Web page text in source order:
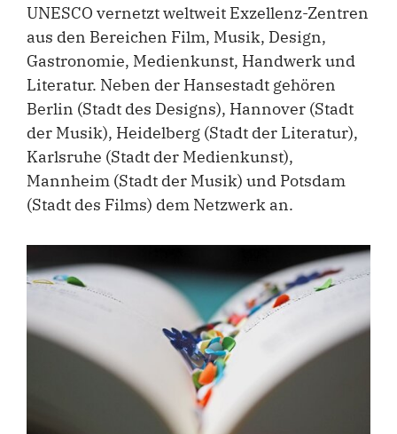
UNESCO vernetzt weltweit Exzellenz-Zentren
aus den Bereichen Film, Musik, Design,
Gastronomie, Medienkunst, Handwerk und
Literatur. Neben der Hansestadt gehören
Berlin (Stadt des Designs), Hannover (Stadt
der Musik), Heidelberg (Stadt der Literatur),
Karlsruhe (Stadt der Medienkunst),
Mannheim (Stadt der Musik) und Potsdam
(Stadt des Films) dem Netzwerk an.